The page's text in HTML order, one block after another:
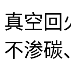
真空回
不渗碳